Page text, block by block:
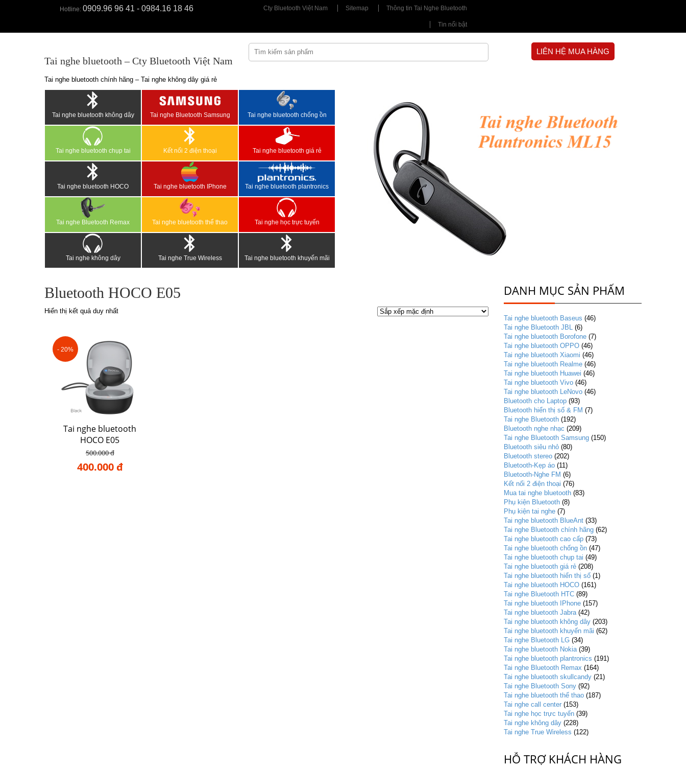
Hotline: 0909.96 96 41 - 0984.16 18 46 Cty Bluetooth Việt Nam Sitemap Thông tin Tai Nghe Bluetooth
Tin nổi bật
Tai nghe bluetooth – Cty Bluetooth Việt Nam
Tai nghe bluetooth chính hãng – Tai nghe không dây giá rẻ
LIÊN HỆ MUA HÀNG
Tai nghe bluetooth không dây Tai nghe Bluetooth Samsung Tai nghe bluetooth chống ồn
Tai nghe bluetooth chụp tai Kết nối 2 điện thoại Tai nghe bluetooth giá rẻ
Tai nghe bluetooth HOCO Tai nghe bluetooth IPhone Tai nghe bluetooth plantronics
Tai nghe Bluetooth Remax Tai nghe bluetooth thể thao Tai nghe học trực tuyến
Tai nghe không dây Tai nghe True Wireless Tai nghe bluetooth khuyến mãi
Bluetooth HOCO E05
Hiển thị kết quả duy nhất
- 20%
Tai nghe bluetooth
HOCO E05
500.000 đ
400.000 đ
DANH MỤC SẢN PHẨM
Tai nghe bluetooth Baseus (46)
Tai nghe Bluetooth JBL (6)
Tai nghe bluetooth Borofone (7)
Tai nghe bluetooth OPPO (46)
Tai nghe bluetooth Xiaomi (46)
Tai nghe bluetooth Realme (46)
Tai nghe bluetooth Huawei (46)
Tai nghe bluetooth Vivo (46)
Tai nghe bluetooth LeNovo (46)
Bluetooth cho Laptop (93)
Bluetooth hiển thị số & FM (7)
Tai nghe Bluetooth (192)
Bluetooth nghe nhạc (209)
Tai nghe Bluetooth Samsung (150)
Bluetooth siêu nhỏ (80)
Bluetooth stereo (202)
Bluetooth-Kẹp áo (11)
Bluetooth-Nghe FM (6)
Kết nối 2 điện thoại (76)
Mua tai nghe bluetooth (83)
Phụ kiện Bluetooth (8)
Phụ kiện tai nghe (7)
Tai nghe bluetooth BlueAnt (33)
Tai nghe Bluetooth chính hãng (62)
Tai nghe bluetooth cao cấp (73)
Tai nghe bluetooth chống ồn (47)
Tai nghe bluetooth chụp tai (49)
Tai nghe bluetooth giá rẻ (208)
Tai nghe bluetooth hiển thị số (1)
Tai nghe bluetooth HOCO (161)
Tai nghe Bluetooth HTC (89)
Tai nghe bluetooth IPhone (157)
Tai nghe bluetooth Jabra (42)
Tai nghe bluetooth không dây (203)
Tai nghe bluetooth khuyến mãi (62)
Tai nghe Bluetooth LG (34)
Tai nghe bluetooth Nokia (39)
Tai nghe bluetooth plantronics (191)
Tai nghe Bluetooth Remax (164)
Tai nghe bluetooth skullcandy (21)
Tai nghe Bluetooth Sony (92)
Tai nghe bluetooth thể thao (187)
Tai nghe call center (153)
Tai nghe học trực tuyến (39)
Tai nghe không dây (228)
Tai nghe True Wireless (122)
HỖ TRỢ KHÁCH HÀNG